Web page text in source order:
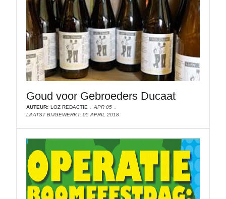
Goud voor Gebroeders Ducaat
AUTEUR: LOZ REDACTIE
APR 05
LAATST BIJGEWERKT: 05 APRIL 2018